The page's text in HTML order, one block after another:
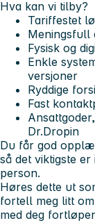
Hva kan vi tilby?
Tariffestet
Meningsfull
Fysisk og
Enkle
versjoner
Ryddige
Fast
Dr.Dropin
Du får god
så det viktigste
person.
Høres dette ut
fortell meg litt
med deg